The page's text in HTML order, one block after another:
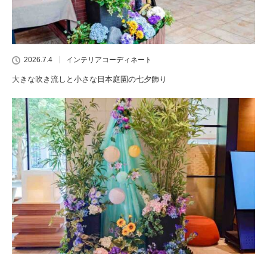
2026.7.4 インテリアコーディネート
大きな吹き流しと小さな日本庭園の七夕飾り